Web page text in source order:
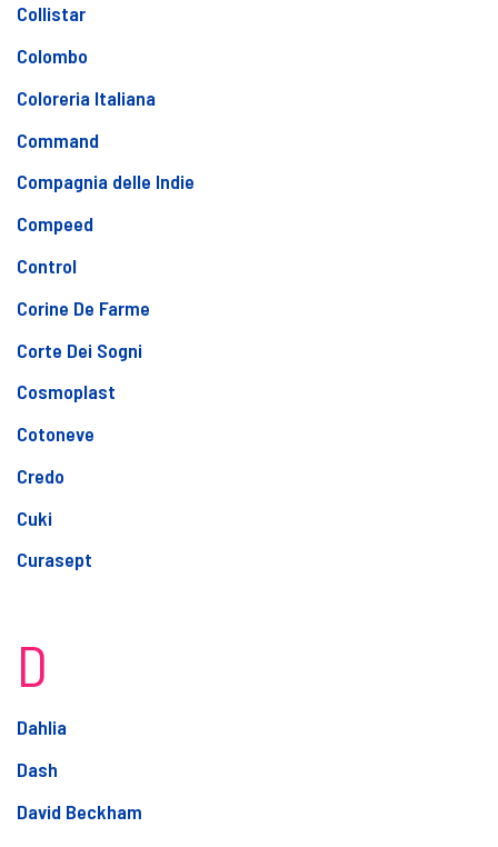
Collistar
Colombo
Coloreria Italiana
Command
Compagnia delle Indie
Compeed
Control
Corine De Farme
Corte Dei Sogni
Cosmoplast
Cotoneve
Credo
Cuki
Curasept
D
Dahlia
Dash
David Beckham